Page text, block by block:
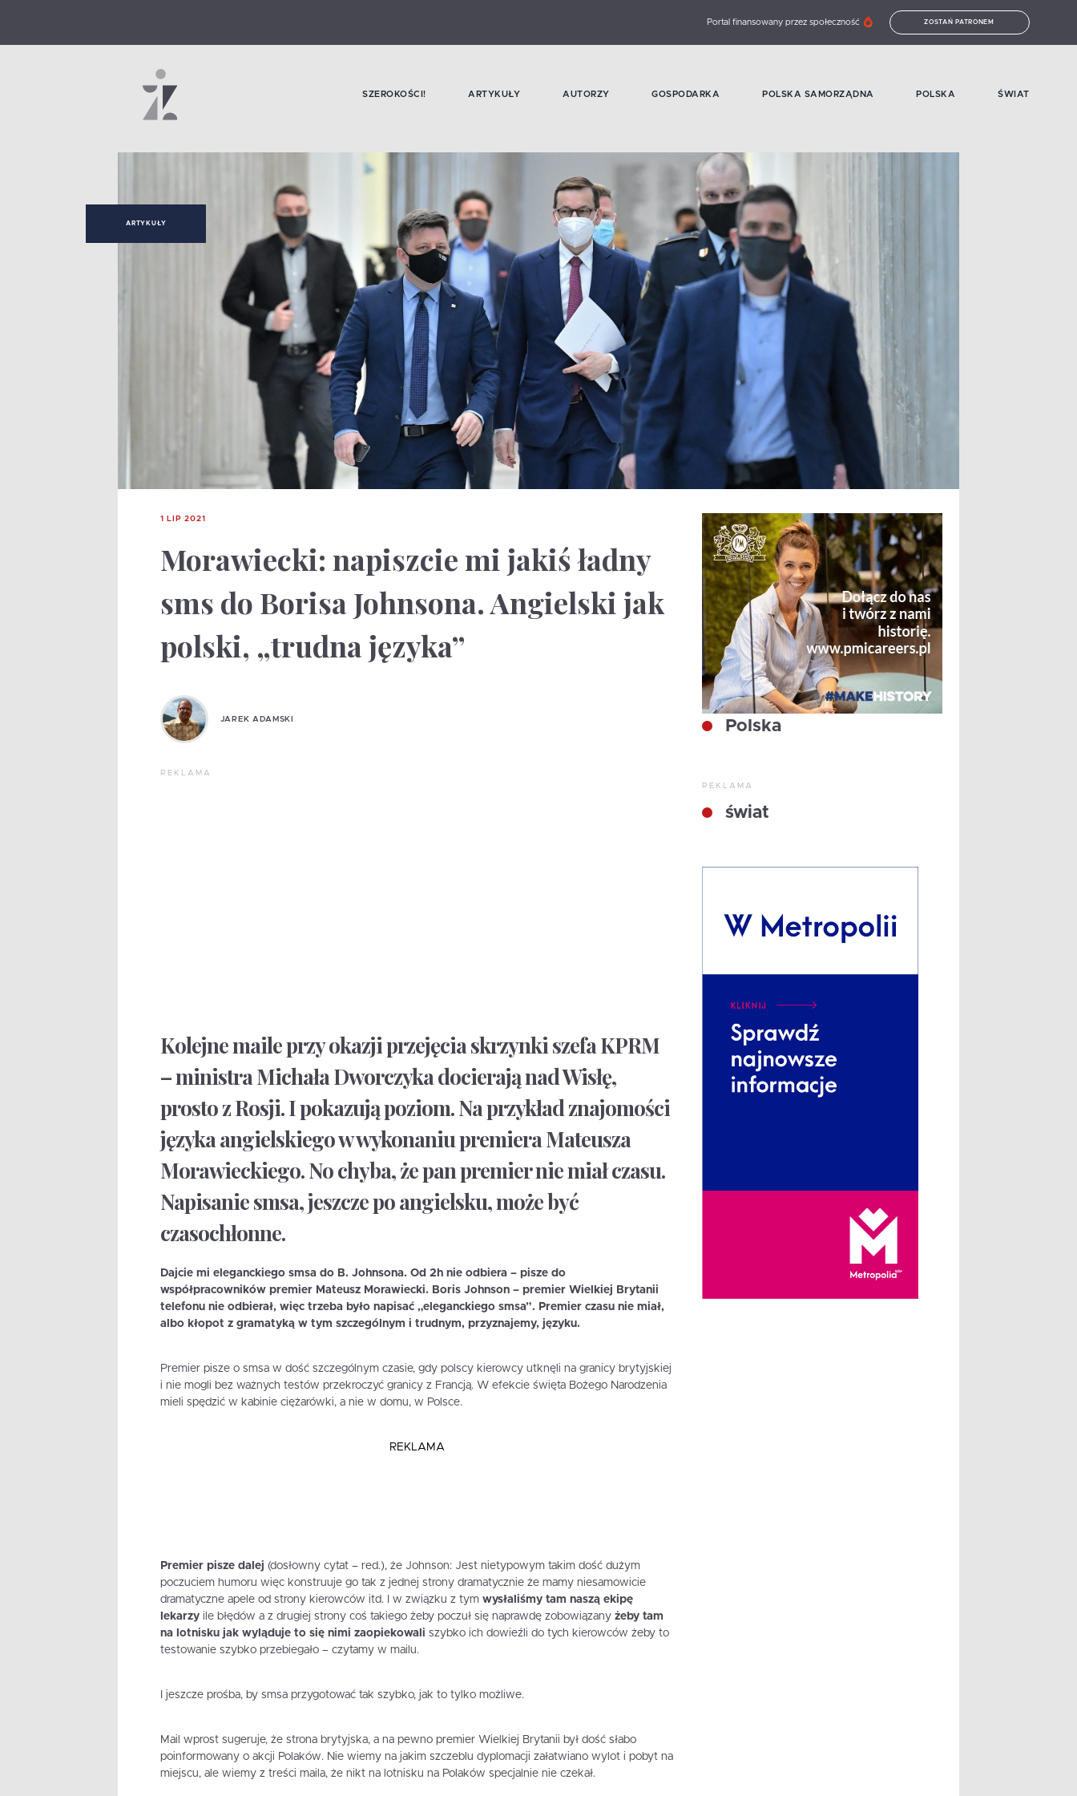
Portal finansowany przez społeczność ZOSTAŃ PATRONEM
SZEROKOŚCI! ARTYKUŁY AUTORZY GOSPODARKA POLSKA SAMORZĄDNA POLSKA ŚWIAT
ARTYKUŁY
1 LIP 2021
Morawiecki: napiszcie mi jakiś ładny
sms do Borisa Johnsona. Angielski jak
polski, „trudna języka”
JAREK ADAMSKI
REKLAMA
Kolejne maile przy okazji przejęcia skrzynki szefa KPRM
– ministra Michała Dworczyka docierają nad Wisłę,
prosto z Rosji. I pokazują poziom. Na przykład znajomości
języka angielskiego w wykonaniu premiera Mateusza
Morawieckiego. No chyba, że pan premier nie miał czasu.
Napisanie smsa, jeszcze po angielsku, może być
czasochłonne.
Dajcie mi eleganckiego smsa do B. Johnsona. Od 2h nie odbiera – pisze do
współpracowników premier Mateusz Morawiecki. Boris Johnson – premier Wielkiej Brytanii
telefonu nie odbierał, więc trzeba było napisać „eleganckiego smsa”. Premier czasu nie miał,
albo kłopot z gramatyką w tym szczególnym i trudnym, przyznajemy, języku.
Premier pisze o smsa w dość szczególnym czasie, gdy polscy kierowcy utknęli na granicy brytyjskiej
i nie mogli bez ważnych testów przekroczyć granicy z Francją. W efekcie święta Bożego Narodzenia
mieli spędzić w kabinie ciężarówki, a nie w domu, w Polsce.
REKLAMA
Premier pisze dalej (dosłowny cytat – red.), że Johnson: Jest nietypowym takim dość dużym
poczuciem humoru więc konstruuje go tak z jednej strony dramatycznie że mamy niesamowicie
dramatyczne apele od strony kierowców itd. I w związku z tymwysłaliśmy tam naszą ekipę
lekarzyile błędów a z drugiej strony coś takiego żeby poczuł się naprawdę zobowiązanyżeby tam
na lotnisku jak wyląduje to się nimi zaopiekowali szybko ich dowieźli do tych kierowców żeby to
testowanie szybko przebiegało – czytamy w mailu.
I jeszcze prośba, by smsa przygotować tak szybko, jak to tylko możliwe.
Mail wprost sugeruje, że strona brytyjska, a na pewno premier Wielkiej Brytanii był dość słabo
poinformowany o akcji Polaków. Nie wiemy na jakim szczeblu dyplomacji załatwiano wylot i pobyt na
miejscu, ale wiemy z treści maila, że nikt na lotnisku na Polaków specjalnie nie czekał.
Polska
REKLAMA
świat